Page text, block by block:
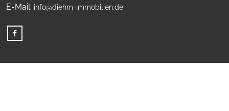
E-Mail: info@diehm-immobilien.de